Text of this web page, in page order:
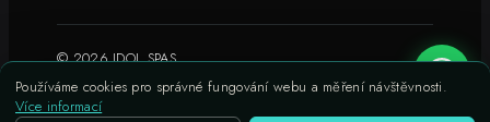
© 2026 IDOL SPAS
Ochrana osobních údajů
Soubory cookies
Používáme cookies pro správné fungování webu a měření návštěvnosti.
Více informací